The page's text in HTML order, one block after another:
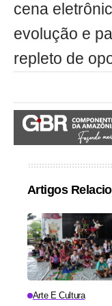
cena
evolução e
repleto de
Artigos
Arte E Cultura